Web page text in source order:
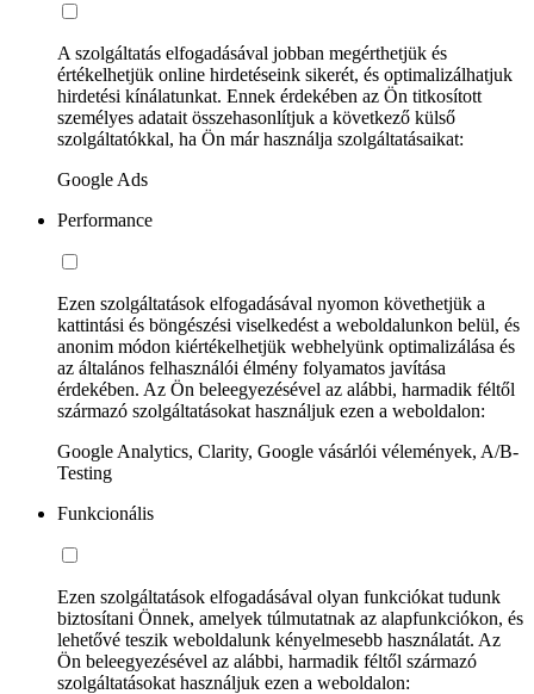
A szolgáltatás elfogadásával jobban megérthetjük és
értékelhetjük online hirdetéseink sikerét, és optimalizálhatjuk
hirdetési kínálatunkat. Ennek érdekében az Ön titkosított
személyes adatait összehasonlítjuk a következő külső
szolgáltatókkal, ha Ön már használja szolgáltatásaikat:
Google Ads
Performance
Ezen szolgáltatások elfogadásával nyomon követhetjük a
kattintási és böngészési viselkedést a weboldalunkon belül, és
anonim módon kiértékelhetjük webhelyünk optimalizálása és
az általános felhasználói élmény folyamatos javítása
érdekében. Az Ön beleegyezésével az alábbi, harmadik féltől
származó szolgáltatásokat használjuk ezen a weboldalon:
Google Analytics, Clarity, Google vásárlói vélemények, A/B-
Testing
Funkcionális
Ezen szolgáltatások elfogadásával olyan funkciókat tudunk
biztosítani Önnek, amelyek túlmutatnak az alapfunkciókon, és
lehetővé teszik weboldalunk kényelmesebb használatát. Az
Ön beleegyezésével az alábbi, harmadik féltől származó
szolgáltatásokat használjuk ezen a weboldalon: